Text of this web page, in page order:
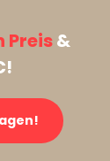
Preis&